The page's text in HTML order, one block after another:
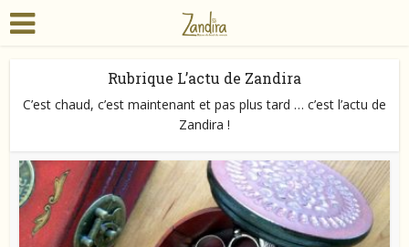
Rubrique L’actu de Zandira
C’est chaud, c’est maintenant et pas plus tard … c’est l’actu de
Zandira !